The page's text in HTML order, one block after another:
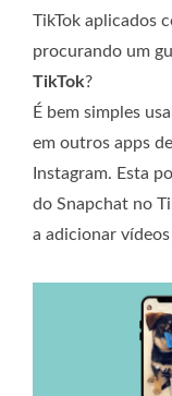
TikTok aplicados
procurando um
TikTok?
É bem simples
em outros apps
Instagram. Esta
do Snapchat no
a adicionar